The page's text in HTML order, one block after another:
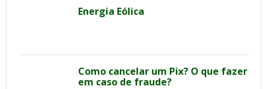
Energia Eólica
Como cancelar um Pix? O que fazer
em caso de fraude?